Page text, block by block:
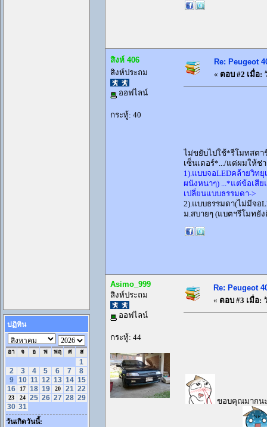
ปฏิทิน
อา จ อ พ พฤ ศ ส
1
2
3 4 5 6 7
8
9
10 11 12 13 14 15
16
17 18 19 20 21 22
23 24 25 26 27 28 29
30 31
วันเกิดวันนี้:
สิงห์ 406
สิงห์ประถม
ออฟไลน์
กระทู้: 40
Re: Peugeot
« ตอบ #2 เมื่อ:
ไม่ขยับไปใช้*รีโมทสตา
เซ็นเตอร์*.../แต่ผมให้ช่
1).แบบจอLEDคล้ายวิท
ผนังหนาๆ) ...*แต่ข้อเสีย
เปลี่ยนแบบธรรมดา->
2).แบบธรรมดา(ไม่มีจอ
ม.สบายๆ (แบตฯรีโมทยั
Asimo_999
สิงห์ประถม
ออฟไลน์
กระทู้: 44
Re: Peugeot
« ตอบ #3 เมื่อ:
ขอบคุณมากนะ